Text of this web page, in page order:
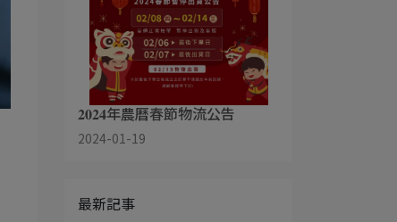
𝟐𝟎𝟐𝟒年農曆春節物流公告
2024-01-19
最新記事